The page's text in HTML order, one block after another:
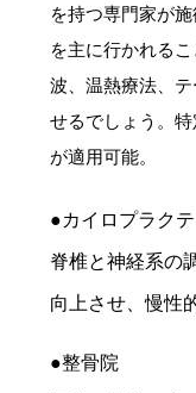
を持つ専門家が
を主に行かれる
波、温熱療法、
せるでしょう。
が適用可能。
●カイロプラク
脊椎と神経系の
向上させ、慢性
●整骨院